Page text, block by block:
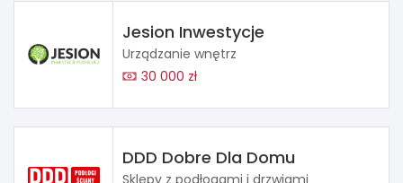
Jesion Inwestycje
Urządzanie wnętrz
30 000 zł
DDD Dobre Dla Domu
Sklepy z podłogami i drzwiami